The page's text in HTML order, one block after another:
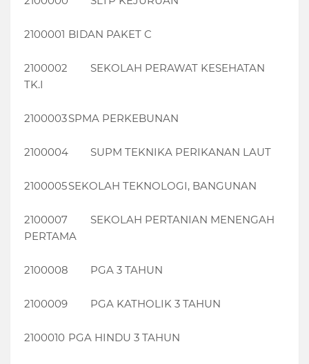
2100001 BIDAN PAKET C
2100002
SEKOLAH PERAWAT KESEHATAN
TK.I
2100003SPMA PERKEBUNAN
2100004 SUPM TEKNIKA PERIKANAN LAUT
2100005SEKOLAH TEKNOLOGI, BANGUNAN
2100007
SEKOLAH PERTANIAN MENENGAH
PERTAMA
2100008 PGA 3 TAHUN
2100009 PGA KATHOLIK 3 TAHUN
2100010 PGA HINDU 3 TAHUN